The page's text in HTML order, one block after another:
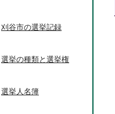
刈谷市の選挙記録
選挙の種類と選挙権
選挙人名簿